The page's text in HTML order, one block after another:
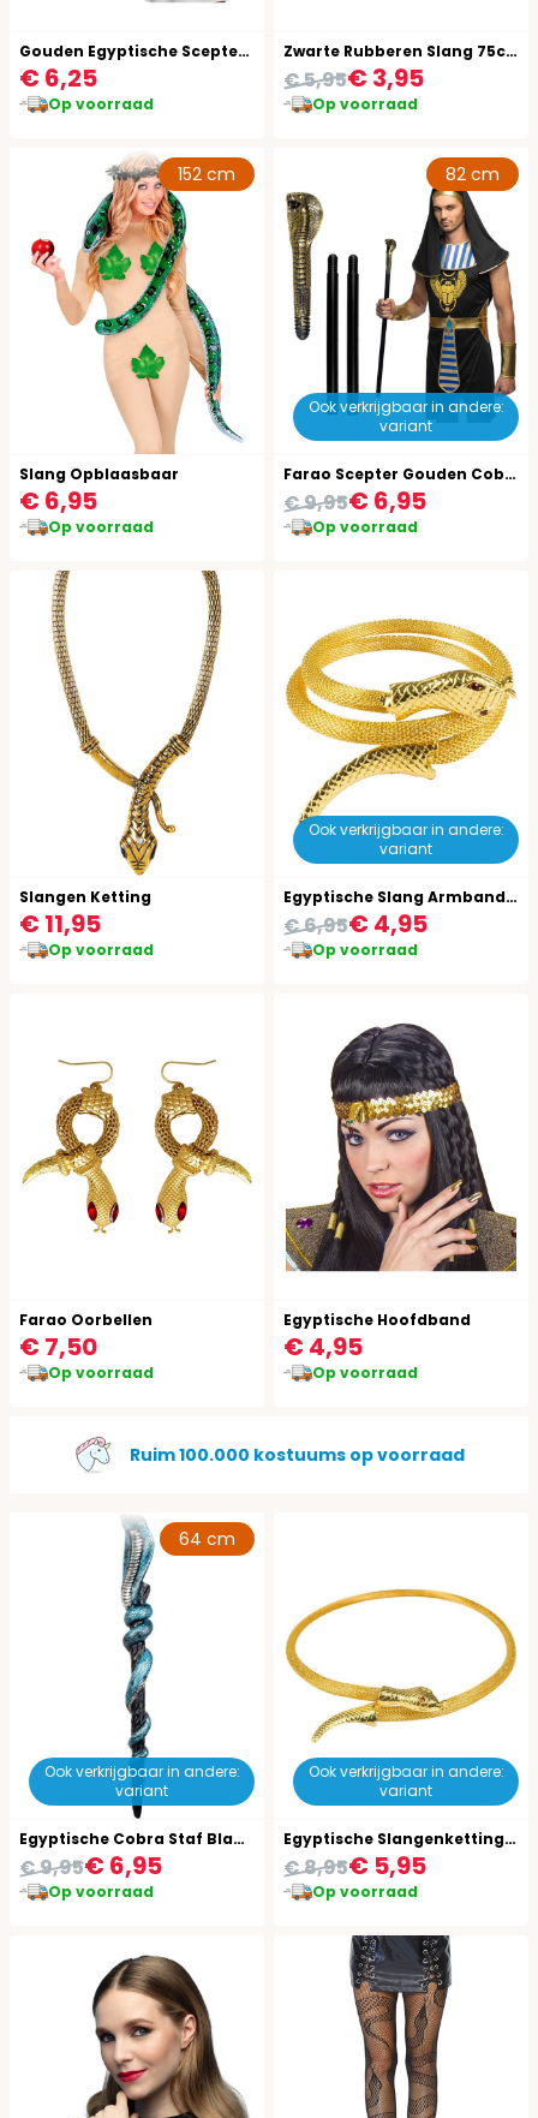
Gouden Egyptische Scepter Slang 90Cm
€ 6,25
Op voorraad
Zwarte Rubberen Slang 75cm Halloween
€ 3,95
€ 5,95
Op voorraad
152 cm
Slang Opblaasbaar
€ 6,95
Op voorraad
Ook verkrijgbaar in andere:
variant
82 cm
Farao Scepter Gouden Cobra
€ 6,95
€ 9,95
Op voorraad
Slangen Ketting
€ 11,95
Op voorraad
Ook verkrijgbaar in andere:
variant
Egyptische Slang Armband Goud
€ 4,95
€ 6,95
Op voorraad
Farao Oorbellen
€ 7,50
Op voorraad
Egyptische Hoofdband
€ 4,95
Op voorraad
Gratis verzending vanaf €49,95
Ook verkrijgbaar in andere:
variant
64 cm
Egyptische Cobra Staf Blauw
€ 6,95
€ 9,95
Op voorraad
Ook verkrijgbaar in andere:
variant
Egyptische Slangenketting Goud
€ 5,95
€ 8,95
Op voorraad